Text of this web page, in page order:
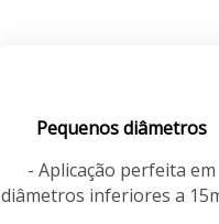
Pequenos diâmetros
- Aplicação perfeita em
diâmetros inferiores a